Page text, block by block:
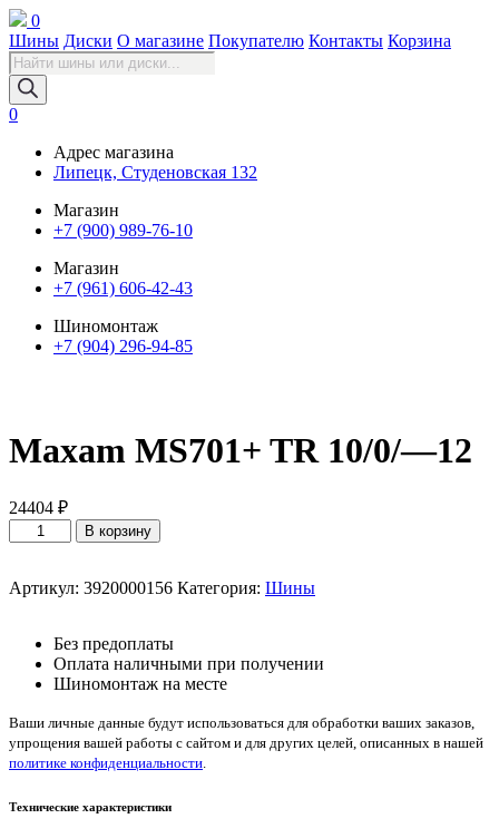
0
Шины Диски О магазине Покупателю Контакты Корзина
Поиск
товаров
0
Адрес магазина
Липецк, Студеновская 132
Магазин
+7 (900) 989-76-10
Магазин
+7 (961) 606-42-43
Шиномонтаж
+7 (904) 296-94-85
Maxam MS701+ TR 10/0/—12
24404 ₽
Количество
товара
MS701+
В корзину
Артикул: 3920000156 Категория: Шины
Без предоплаты
Оплата наличными при получении
Шиномонтаж на месте
Ваши личные данные будут использоваться для обработки ваших заказов,
упрощения вашей работы с сайтом и для других целей, описанных в нашей
политике конфиденциальности.
Технические характеристики